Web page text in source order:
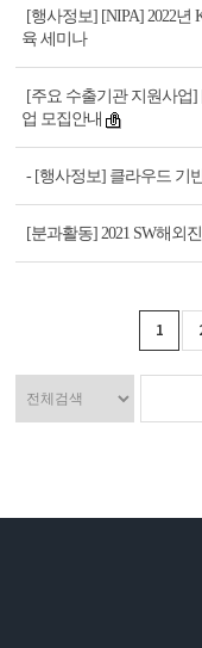
[행사정보] [NIPA] 2022
육 세미나
[주요 수출기관 지원사업]
업 모집안내
- [행사정보] 클라우드 기
[분과활동] 2021 SW해외
1